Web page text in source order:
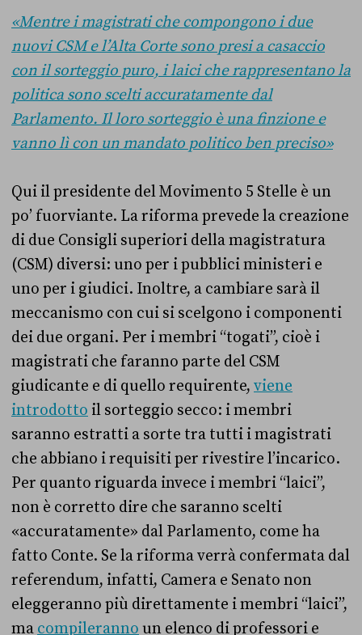
«Mentre i magistrati che compongono i due
nuovi CSM e l’Alta Corte sono presi a casaccio
con il sorteggio puro, i laici che rappresentano la
politica sono scelti accuratamente dal
Parlamento. Il loro sorteggio è una finzione e
vanno lì con un mandato politico ben preciso»
Qui il presidente del Movimento 5 Stelle è un
po’ fuorviante. La riforma prevede la creazione
di due Consigli superiori della magistratura
(CSM) diversi: uno per i pubblici ministeri e
uno per i giudici. Inoltre, a cambiare sarà il
meccanismo con cui si scelgono i componenti
dei due organi. Per i membri “togati”, cioè i
magistrati che faranno parte del CSM
giudicante e di quello requirente, viene
introdotto il sorteggio secco: i membri
saranno estratti a sorte tra tutti i magistrati
che abbiano i requisiti per rivestire l’incarico.
Per quanto riguarda invece i membri “laici”,
non è corretto dire che saranno scelti
«accuratamente» dal Parlamento, come ha
fatto Conte. Se la riforma verrà confermata dal
referendum, infatti, Camera e Senato non
eleggeranno più direttamente i membri “laici”,
ma compileranno un elenco di professori e